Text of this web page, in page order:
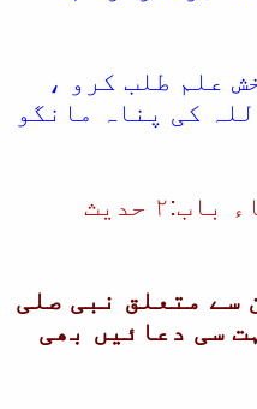
علم طلب کرو ،
کی پناہ مانگو
(ابن ماجہ کتاب الدعاء باب:٢ حدیث
سے متعلق نبی صلی
سی دعائیں بھی